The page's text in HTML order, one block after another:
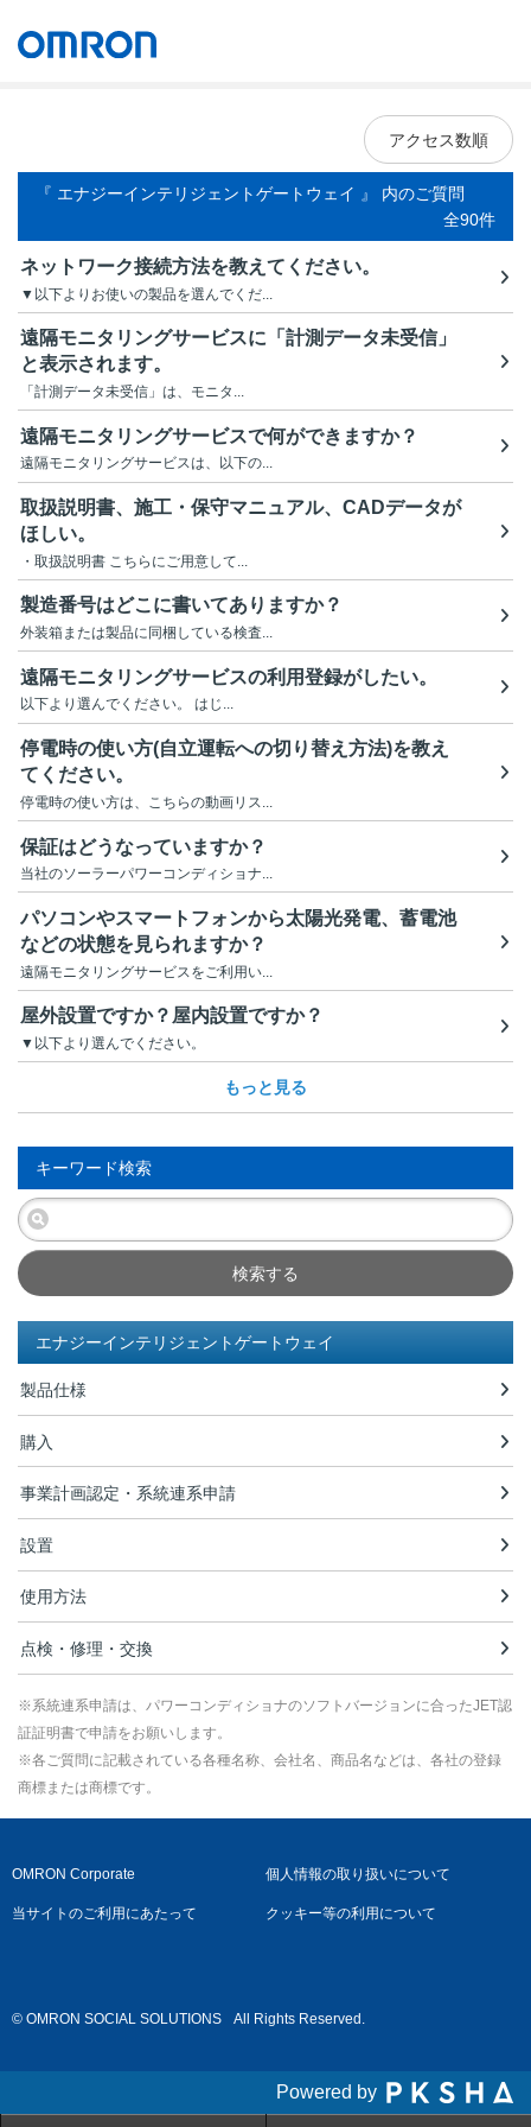
アクセス数順
『 エナジーインテリジェントゲートウェイ 』 内のご質問
全90件
ネットワーク接続方法を教えてください。
▼以下よりお使いの製品を選んでくだ...
遠隔モニタリングサービスに「計測データ未受信」
と表示されます。
「計測データ未受信」は、モニタ...
遠隔モニタリングサービスで何ができますか？
遠隔モニタリングサービスは、以下の...
取扱説明書、施工・保守マニュアル、CADデータが
ほしい。
・取扱説明書 こちらにご用意して...
製造番号はどこに書いてありますか？
外装箱または製品に同梱している検査...
遠隔モニタリングサービスの利用登録がしたい。
以下より選んでください。 はじ...
停電時の使い方(自立運転への切り替え方法)を教え
てください。
停電時の使い方は、こちらの動画リス...
保証はどうなっていますか？
当社のソーラーパワーコンディショナ...
パソコンやスマートフォンから太陽光発電、蓄電池
などの状態を見られますか？
遠隔モニタリングサービスをご利用い...
屋外設置ですか？屋内設置ですか？
▼以下より選んでください。
もっと見る
キーワード検索
検索する
エナジーインテリジェントゲートウェイ
製品仕様
購入
事業計画認定・系統連系申請
設置
使用方法
点検・修理・交換
※系統連系申請は、パワーコンディショナのソフトバージョンに合ったJET認
証証明書で申請をお願いします。
※各ご質問に記載されている各種名称、会社名、商品名などは、各社の登録
商標または商標です。
OMRON Corporate 個人情報の取り扱いについて
当サイトのご利用にあたって クッキー等の利用について
© OMRON SOCIAL SOLUTIONS All Rights Reserved.
Powered by